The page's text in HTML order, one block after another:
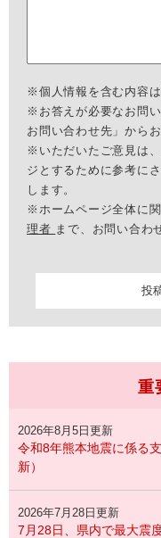
※個人情報を含む内容
※お答えが必要なお問
お問い合わせ先」から
※いただいたご意見は
ジとするために参考に
します。
※ホームページ全体に関
理者 まで、お問い合わ
重
2026年8月5日更新
令和8年熊本地震に係る
新）
2026年7月28日更新
7月28日、県内で最大震